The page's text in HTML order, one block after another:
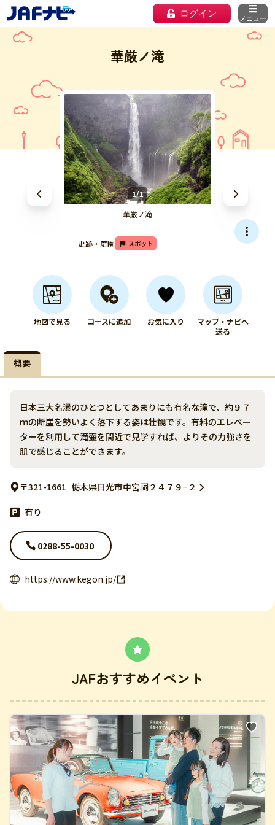
ログイン メニュー
華厳ノ滝
1/1
華厳ノ滝
史跡・庭園 スポット
地図で見る コースに追加 お気に入り
マップ・ナビへ
送る
概要
日本三大名瀑のひとつとしてあまりにも有名な滝で、約９７
ｍの断崖を勢いよく落下する姿は壮観です。有料のエレベー
ターを利用して滝壷を間近で見学すれば、よりその力強さを
肌で感じることができます。
〒321-1661 栃木県日光市中宮祠２４７９−２
有り
0288-55-0030
https://www.kegon.jp/
JAFおすすめイベント